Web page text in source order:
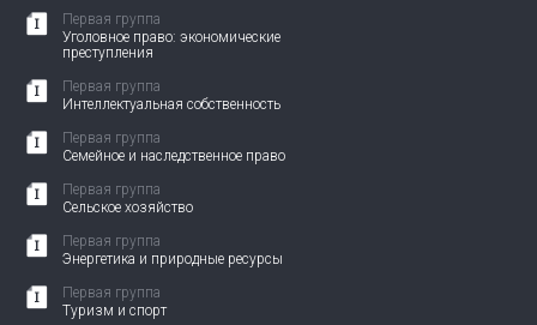
Первая группа
Уголовное право: экономические
преступления
Первая группа
Интеллектуальная собственность
Первая группа
Семейное и наследственное право
Первая группа
Сельское хозяйство
Первая группа
Энергетика и природные ресурсы
Первая группа
Туризм и спорт